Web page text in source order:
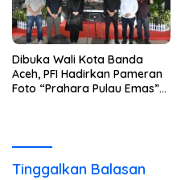
Dibuka Wali Kota Banda
Aceh, PFI Hadirkan Pameran
Foto “Prahara Pulau Emas”
Tinggalkan Balasan